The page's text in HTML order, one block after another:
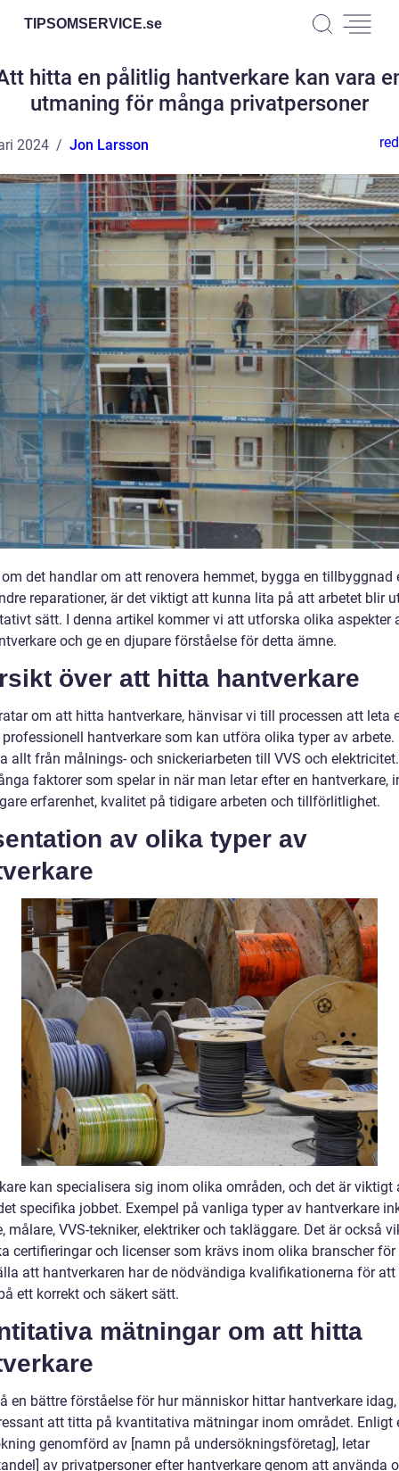
TIPSOMSERVICE.se
hitta en pålitlig hantverkare kan vara
utmaning för många privatpersoner
2024 Jon Larsson
det handlar om att renovera hemmet, bygga en tillbyggnad
reparationer, är det viktigt att kunna lita på att arbetet blir
sätt. I denna artikel kommer vi att utforska olika aspekter
och ge en djupare förståelse för detta ämne.
över att hitta hantverkare
om att hitta hantverkare, hänvisar vi till processen att leta
hantverkare som kan utföra olika typer av arbete.
allt från målnings- och snickeriarbeten till VVS och
faktorer som spelar in när man letar efter en hantverkare,
erfarenhet, kvalitet på tidigare arbeten och tillförlitlighet.
av olika typer av
kan specialisera sig inom olika områden, och det är viktigt
specifika jobbet. Exempel på vanliga typer av hantverkare
målare, VVS-tekniker, elektriker och takläggare. Det är också
certifieringar och licenser som krävs inom olika branscher
att hantverkaren har de nödvändiga kvalifikationerna för
ett korrekt och säkert sätt.
mätningar om att hitta
en bättre förståelse för hur människor hittar hantverkare
att titta på kvantitativa mätningar inom området. Enligt
genomförd av [namn på undersökningsföretag], letar
av privatpersoner efter hantverkare genom att använda